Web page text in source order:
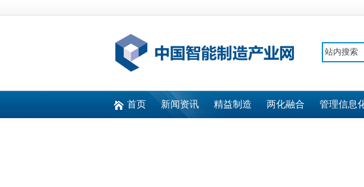
首页 新闻资讯 精益制造 两化融合 管理信息